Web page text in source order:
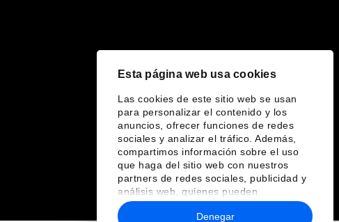
Esta página web usa cookies
Las cookies de este sitio web se usan
para personalizar el contenido y los
anuncios, ofrecer funciones de redes
sociales y analizar el tráfico. Además,
compartimos información sobre el uso
que haga del sitio web con nuestros
partners de redes sociales, publicidad y
análisis web, quienes pueden
combinarla con otra información que les
haya proporcionado o que hayan
Denegar